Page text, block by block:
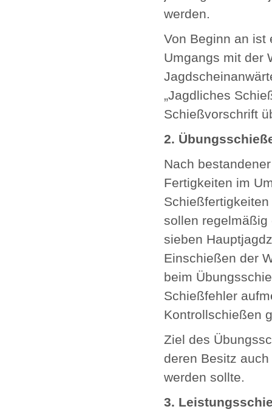
werden.
Von Beginn an ist
Umgangs mit der
„Jagdliches
Schießvorschrift
2.
Nach
Fertigkeiten im
sollen regelmäßig
sieben
Einschießen der
beim
Schießfehler
Kontrollschießen
Ziel des
deren Besitz
werden sollte.
3.